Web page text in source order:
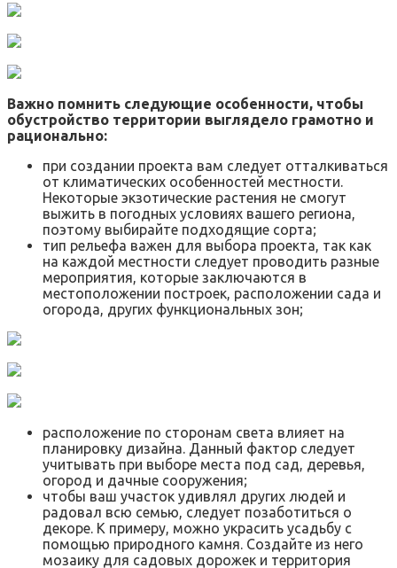
Важно помнить следующие особенности, чтобы
обустройство территории выглядело грамотно и
рационально:
при создании проекта вам следует отталкиваться
от климатических особенностей местности.
Некоторые экзотические растения не смогут
выжить в погодных условиях вашего региона,
поэтому выбирайте подходящие сорта;
тип рельефа важен для выбора проекта, так как
на каждой местности следует проводить разные
мероприятия, которые заключаются в
местоположении построек, расположении сада и
огорода, других функциональных зон;
расположение по сторонам света влияет на
планировку дизайна. Данный фактор следует
учитывать при выборе места под сад, деревья,
огород и дачные сооружения;
чтобы ваш участок удивлял других людей и
радовал всю семью, следует позаботиться о
декоре. К примеру, можно украсить усадьбу с
помощью природного камня. Создайте из него
мозаику для садовых дорожек и территория